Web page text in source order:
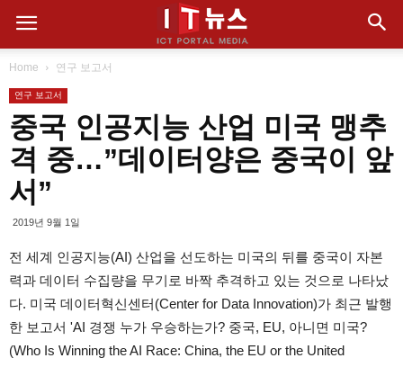
Home 연구 보고서
연구 보고서
중국 인공지능 산업 미국 맹추
격 중…”데이터양은 중국이 앞
서”
2019년 9월 1일
전 세계 인공지능(AI) 산업을 선도하는 미국의 뒤를 중국이 자본
력과 데이터 수집량을 무기로 바짝 추격하고 있는 것으로 나타났
다. 미국 데이터혁신센터(Center for Data Innovation)가 최근 발행
한 보고서 'AI 경쟁 누가 우승하는가? 중국, EU, 아니면 미국?
(Who Is Winning the AI Race: China, the EU or the United